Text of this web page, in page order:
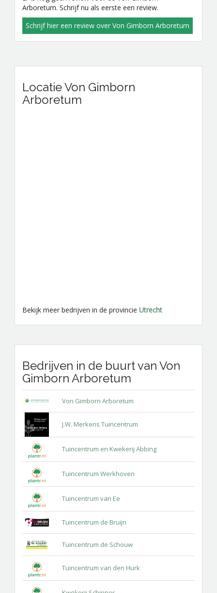
Arboretum. Schrijf nu als eerste een review.
Schrijf hier een review over Von Gimborn Arboretum
Locatie Von Gimborn
Arboretum
Bekijk meer bedrijven in de provincie Utrecht
Bedrijven in de buurt van Von
Gimborn Arboretum
Von Gimborn Arboretum
J.W. Merkens Tuincentrum
Tuincentrum en Kwekerij Abbing
Tuincentrum Werkhoven
Tuincentrum van Ee
Tuincentrum de Bruijn
Tuincentrum de Schouw
Tuincentrum van den Hurk